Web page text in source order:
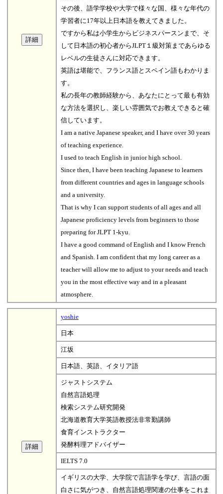
その後、語学学校や大学で様々な国、様々な年代の
学習者に17年以上日本語を教えてきました。
ですから私は小学生からビジネスパースンまで、そ
して日本語の初心者からJLPT１級対策まであらゆる
レベルの生徒さんに対応できます。
英語は堪能で、フランス語とスペイン語もわかりま
す。
私の長年の教師経験から、あなたにとって最も有効
な方法を選択し、楽しい雰囲気でお教えできると確
信しています。
I am a native Japanese speaker, and I have over 30 years
of teaching experience.
I used to teach English in junior high school.
Since then, I have been teaching Japanese to learners
from different countries and ages in language schools
and a university.
That is why I can support students of all ages and all
Japanese proficiency levels from beginners to those
preparing for JLPT 1-kyu.
I have a good command of English and I know French
and Spanish. I am confident that my long career as a
teacher will allow me to adjust to your needs and teach
you in the most effective way and in a pleasant
atmosphere.
yoshie
日本
江坂
日本語、英語、イタリア語
ジャストシステム
自然言語処理
検索システム研究開発
北海道教育大学英語教授法非常勤講師
食育インストラクター
発酵料理アドバイザー
IELTS 7.0
イギリスの大学、大学院で言語学を学び、言語の面
白さに気がつき、自然言語処理関連の仕事をこれま